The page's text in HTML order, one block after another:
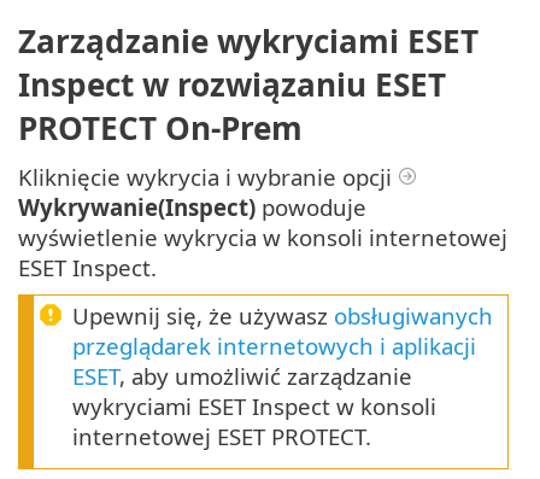
Zarządzanie wykryciami ESET
Inspect w rozwiązaniu ESET
PROTECT On-Prem
Kliknięcie wykrycia i wybranie opcji
Wykrywanie(Inspect) powoduje
wyświetlenie wykrycia w konsoli internetowej
ESET Inspect.
Upewnij się, że używasz obsługiwanych
przeglądarek internetowych i aplikacji
ESET, aby umożliwić zarządzanie
wykryciami ESET Inspect w konsoli
internetowej ESET PROTECT.